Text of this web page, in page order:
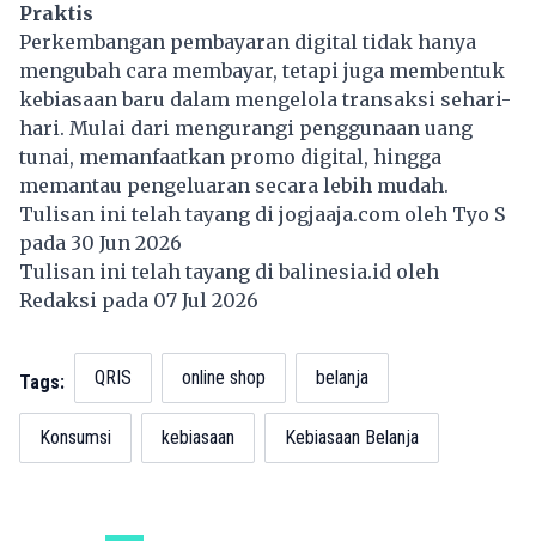
Praktis
Perkembangan pembayaran digital tidak hanya
mengubah cara membayar, tetapi juga membentuk
kebiasaan baru dalam mengelola transaksi sehari-
hari. Mulai dari mengurangi penggunaan uang
tunai, memanfaatkan promo digital, hingga
memantau pengeluaran secara lebih mudah.
Tulisan ini telah tayang di jogjaaja.com oleh Tyo S
pada 30 Jun 2026
Tulisan ini telah tayang dibalinesia.id oleh
Redaksi pada 07 Jul 2026
Tags: QRIS online shop belanja
Konsumsi kebiasaan Kebiasaan Belanja